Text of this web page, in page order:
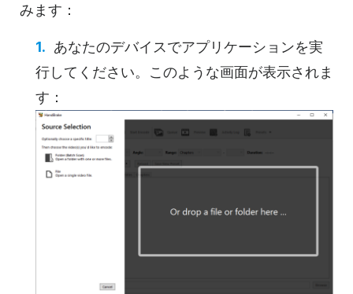
みます：
あなたのデバイスでアプリケーションを実
行してください。このような画面が表示されま
す：